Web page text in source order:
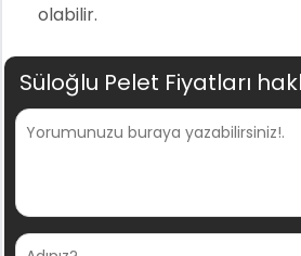
olabilir.
Süloğlu Pelet Fiyatları